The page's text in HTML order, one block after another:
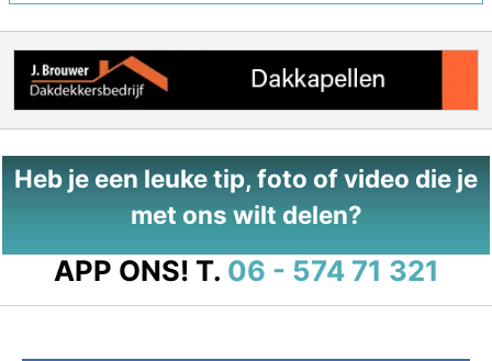
Heb je een leuke tip, foto of video die je
met ons wilt delen?
APP ONS! T. 06 - 574 71 321